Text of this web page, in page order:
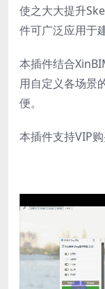
使之大大提升
件可广泛应用于
本插件结合
用自定义各场景
便。
本插件支持VIP